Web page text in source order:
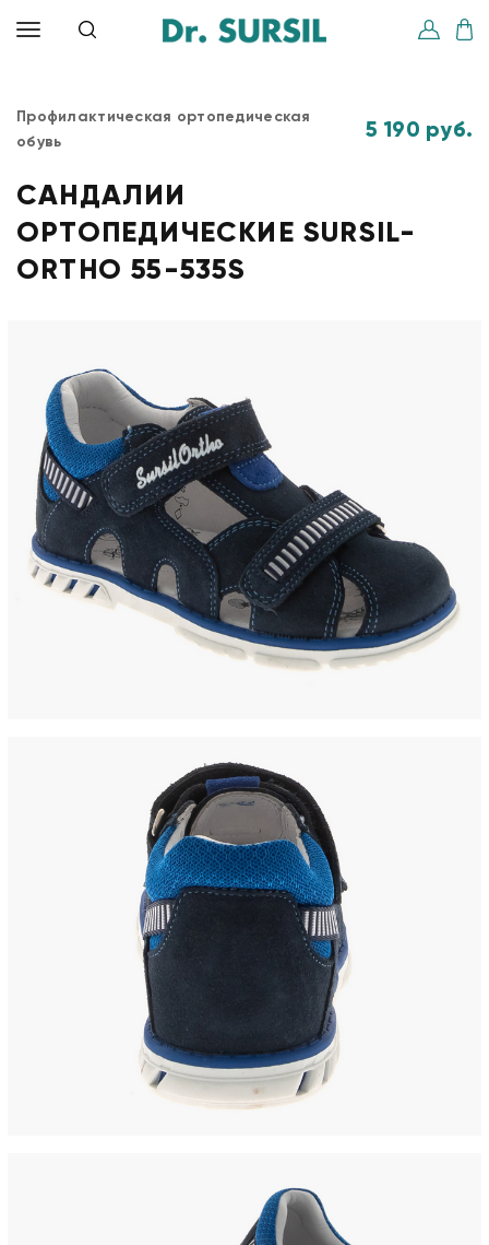
Профилактическая ортопедическая
обувь
5 190 руб.
САНДАЛИИ
ОРТОПЕДИЧЕСКИЕ SURSIL-
ORTHO 55-535S